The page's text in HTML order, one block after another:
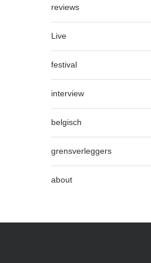
reviews
Live
festival
interview
belgisch
grensverleggers
about